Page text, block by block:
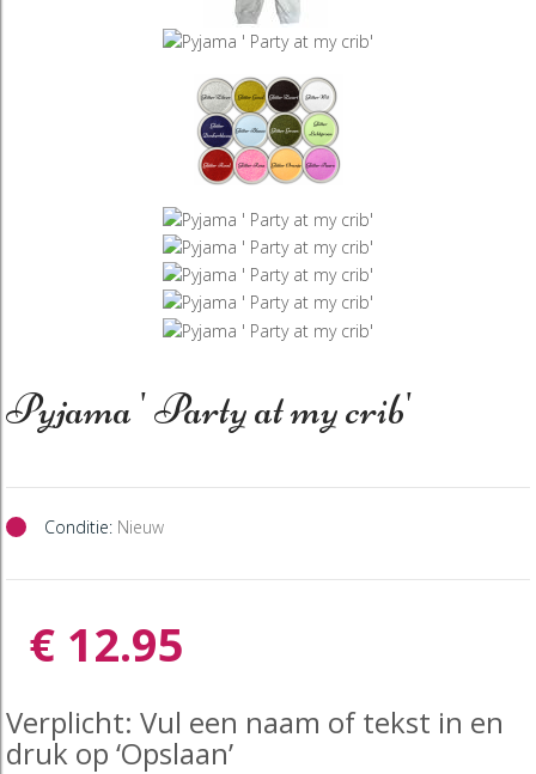
Pyjama ' Party at my crib'
Conditie: Nieuw
€ 12.95
Verplicht: Vul een naam of tekst in en
druk op ‘Opslaan’